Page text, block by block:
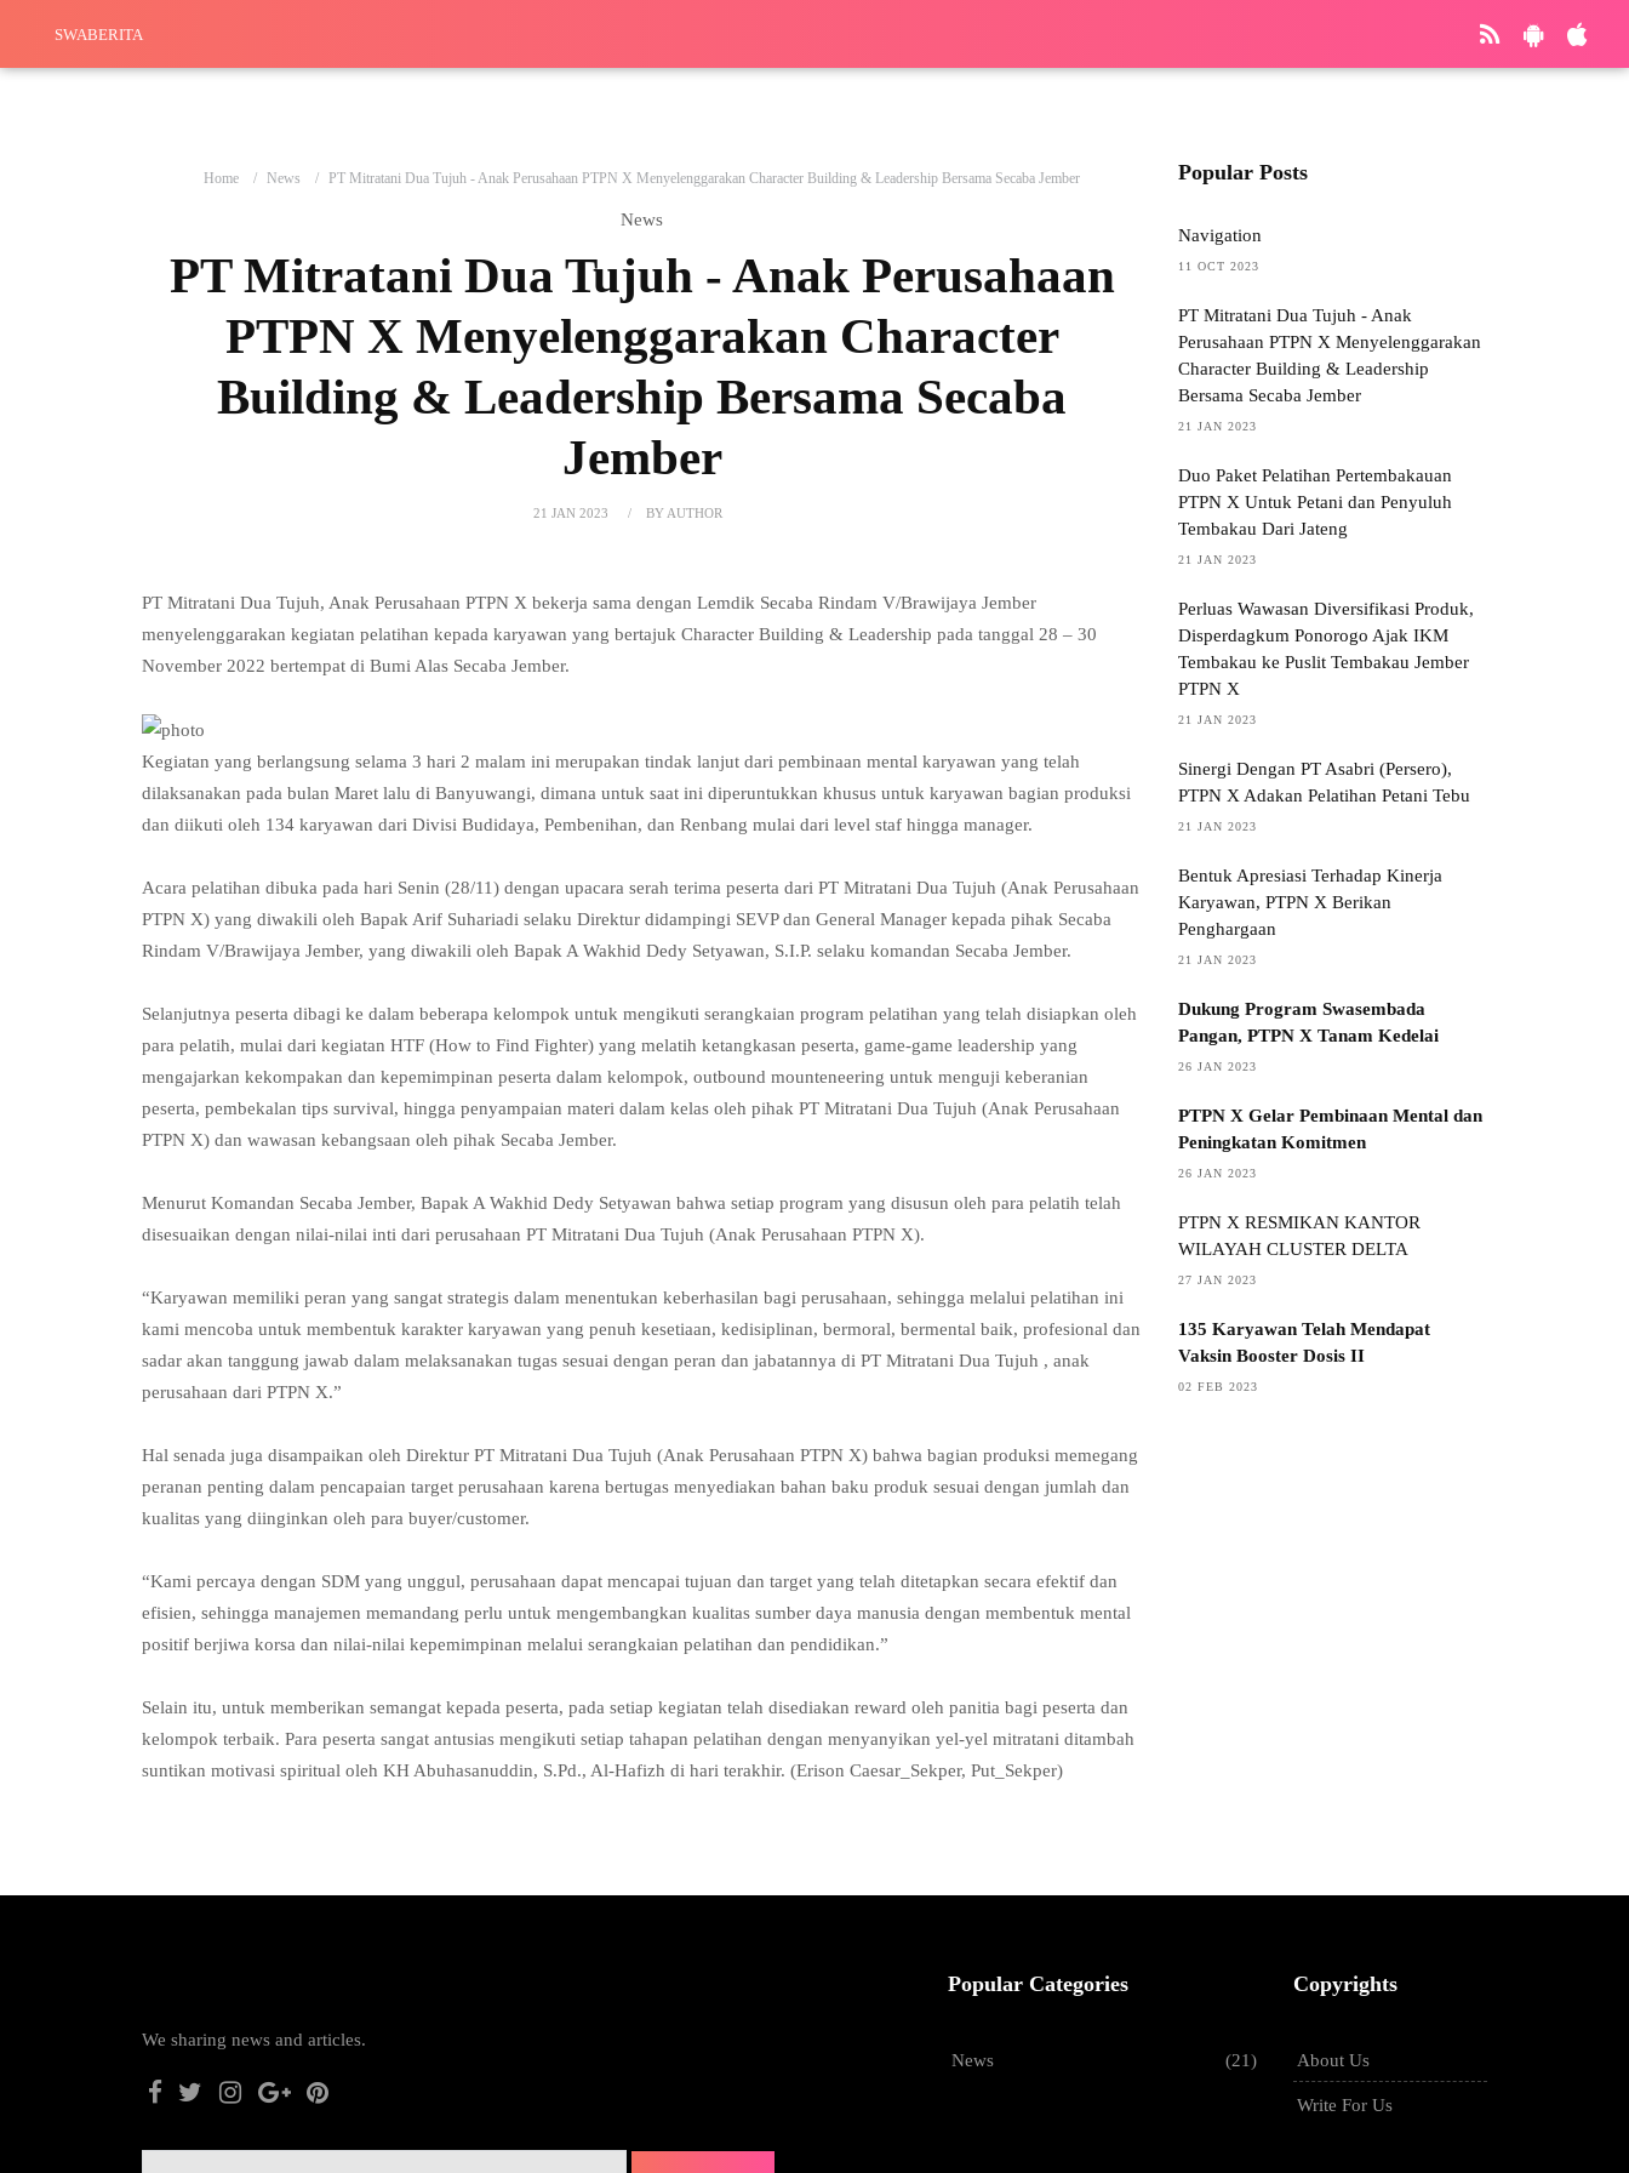
SWABERITA
Home News PT Mitratani Dua Tujuh - Anak Perusahaan PTPN X Menyelenggarakan Character Building & Leadership Bersama Secaba Jember
News
PT Mitratani Dua Tujuh - Anak Perusahaan
PTPN X Menyelenggarakan Character
Building & Leadership Bersama Secaba
Jember
21 JAN 2023 BY AUTHOR
PT Mitratani Dua Tujuh, Anak Perusahaan PTPN X bekerja sama dengan Lemdik Secaba Rindam V/Brawijaya Jember
menyelenggarakan kegiatan pelatihan kepada karyawan yang bertajuk Character Building & Leadership pada tanggal 28 – 30
November 2022 bertempat di Bumi Alas Secaba Jember.
Kegiatan yang berlangsung selama 3 hari 2 malam ini merupakan tindak lanjut dari pembinaan mental karyawan yang telah
dilaksanakan pada bulan Maret lalu di Banyuwangi, dimana untuk saat ini diperuntukkan khusus untuk karyawan bagian produksi
dan diikuti oleh 134 karyawan dari Divisi Budidaya, Pembenihan, dan Renbang mulai dari level staf hingga manager.
Acara pelatihan dibuka pada hari Senin (28/11) dengan upacara serah terima peserta dari PT Mitratani Dua Tujuh (Anak Perusahaan
PTPN X) yang diwakili oleh Bapak Arif Suhariadi selaku Direktur didampingi SEVP dan General Manager kepada pihak Secaba
Rindam V/Brawijaya Jember, yang diwakili oleh Bapak A Wakhid Dedy Setyawan, S.I.P. selaku komandan Secaba Jember.
Selanjutnya peserta dibagi ke dalam beberapa kelompok untuk mengikuti serangkaian program pelatihan yang telah disiapkan oleh
para pelatih, mulai dari kegiatan HTF (How to Find Fighter) yang melatih ketangkasan peserta, game-game leadership yang
mengajarkan kekompakan dan kepemimpinan peserta dalam kelompok, outbound mounteneering untuk menguji keberanian
peserta, pembekalan tips survival, hingga penyampaian materi dalam kelas oleh pihak PT Mitratani Dua Tujuh (Anak Perusahaan
PTPN X) dan wawasan kebangsaan oleh pihak Secaba Jember.
Menurut Komandan Secaba Jember, Bapak A Wakhid Dedy Setyawan bahwa setiap program yang disusun oleh para pelatih telah
disesuaikan dengan nilai-nilai inti dari perusahaan PT Mitratani Dua Tujuh (Anak Perusahaan PTPN X).
“Karyawan memiliki peran yang sangat strategis dalam menentukan keberhasilan bagi perusahaan, sehingga melalui pelatihan ini
kami mencoba untuk membentuk karakter karyawan yang penuh kesetiaan, kedisiplinan, bermoral, bermental baik, profesional dan
sadar akan tanggung jawab dalam melaksanakan tugas sesuai dengan peran dan jabatannya di PT Mitratani Dua Tujuh , anak
perusahaan dari PTPN X.”
Hal senada juga disampaikan oleh Direktur PT Mitratani Dua Tujuh (Anak Perusahaan PTPN X) bahwa bagian produksi memegang
peranan penting dalam pencapaian target perusahaan karena bertugas menyediakan bahan baku produk sesuai dengan jumlah dan
kualitas yang diinginkan oleh para buyer/customer.
“Kami percaya dengan SDM yang unggul, perusahaan dapat mencapai tujuan dan target yang telah ditetapkan secara efektif dan
efisien, sehingga manajemen memandang perlu untuk mengembangkan kualitas sumber daya manusia dengan membentuk mental
positif berjiwa korsa dan nilai-nilai kepemimpinan melalui serangkaian pelatihan dan pendidikan.”
Selain itu, untuk memberikan semangat kepada peserta, pada setiap kegiatan telah disediakan reward oleh panitia bagi peserta dan
kelompok terbaik. Para peserta sangat antusias mengikuti setiap tahapan pelatihan dengan menyanyikan yel-yel mitratani ditambah
suntikan motivasi spiritual oleh KH Abuhasanuddin, S.Pd., Al-Hafizh di hari terakhir. (Erison Caesar_Sekper, Put_Sekper)
Popular Posts
Navigation
11 OCT 2023
PT Mitratani Dua Tujuh - Anak
Perusahaan PTPN X Menyelenggarakan
Character Building & Leadership
Bersama Secaba Jember
21 JAN 2023
Duo Paket Pelatihan Pertembakauan
PTPN X Untuk Petani dan Penyuluh
Tembakau Dari Jateng
21 JAN 2023
Perluas Wawasan Diversifikasi Produk,
Disperdagkum Ponorogo Ajak IKM
Tembakau ke Puslit Tembakau Jember
PTPN X
21 JAN 2023
Sinergi Dengan PT Asabri (Persero),
PTPN X Adakan Pelatihan Petani Tebu
21 JAN 2023
Bentuk Apresiasi Terhadap Kinerja
Karyawan, PTPN X Berikan
Penghargaan
21 JAN 2023
Dukung Program Swasembada
Pangan, PTPN X Tanam Kedelai
26 JAN 2023
PTPN X Gelar Pembinaan Mental dan
Peningkatan Komitmen
26 JAN 2023
PTPN X RESMIKAN KANTOR
WILAYAH CLUSTER DELTA
27 JAN 2023
135 Karyawan Telah Mendapat
Vaksin Booster Dosis II
02 FEB 2023
We sharing news and articles.
Popular Categories
News (21)
Copyrights
About Us
Write For Us